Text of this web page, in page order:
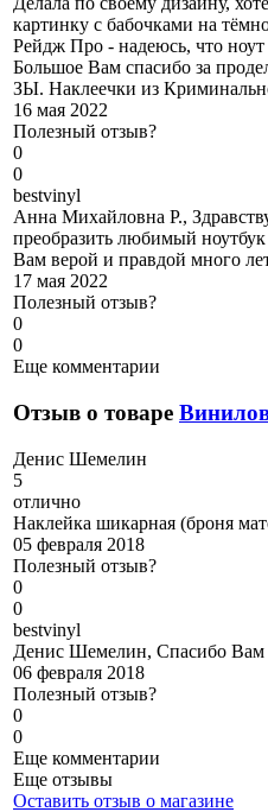
картинку с бабочками на
Рейдж Про - надеюсь, что
Большое Вам спасибо за
ЗЫ. Наклеечки из
16 мая 2022
Полезный отзыв?
0
0
bestvinyl
Анна Михайловна Р.,
преобразить любимый
Вам верой и правдой много
17 мая 2022
Полезный отзыв?
0
0
Еще комментарии
Отзыв о товаре
Денис Шемелин
5
отлично
Наклейка шикарная (броня
05 февраля 2018
Полезный отзыв?
0
0
bestvinyl
Денис Шемелин, Спасибо Вам
06 февраля 2018
Полезный отзыв?
0
0
Еще комментарии
Еще отзывы
Оставить отзыв о магазине